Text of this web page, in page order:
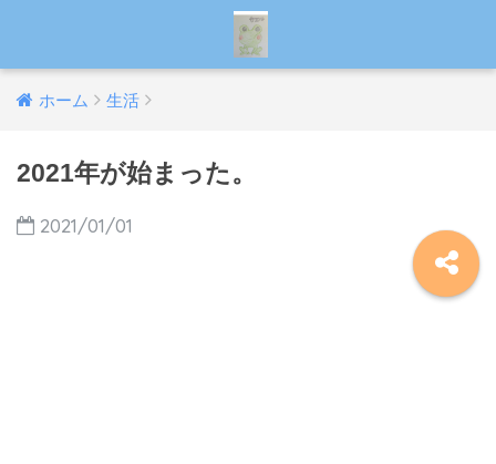
ホーム 生活
2021年が始まった。
2021/01/01